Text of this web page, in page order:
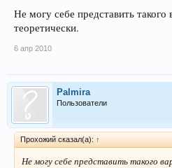
Не могу себе представить такого
теоретически.
6 апр 2010
Palmira
Пользователи
Прохожий сказал(а): ↑
Не могу себе представить такого